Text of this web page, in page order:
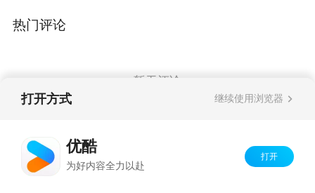
热门评论
暂无评论
打开方式 继续使用浏览器
优酷
为好内容全力以赴
打开